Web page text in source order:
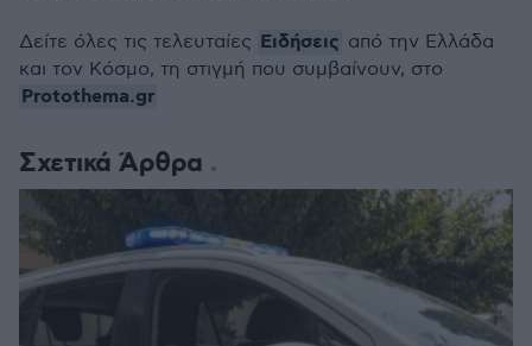
Σχετικά Άρθρα
Δείτε όλες τις τελευταίες Ειδήσεις από την Ελλάδα
και τον Κόσμο, τη στιγμή που συμβαίνουν, στο
Protothema.gr